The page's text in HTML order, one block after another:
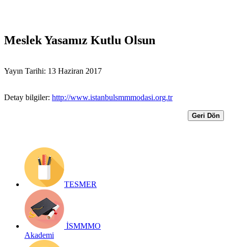
Meslek Yasamız Kutlu Olsun
Yayın Tarihi: 13 Haziran 2017
Detay bilgiler: http://www.istanbulsmmmodasi.org.tr
Geri Dön
TESMER
İSMMMO
Akademi